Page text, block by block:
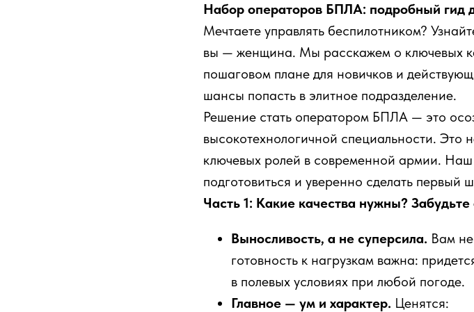
Набор операторов БПЛА: подробный гид
Мечтаете управлять беспилотником?
вы — женщина. Мы расскажем о ключевых
пошаговом плане для новичков и
шансы попасть в элитное подразделение.
Решение стать оператором БПЛА — это
высокотехнологичной специальности. Это
ключевых ролей в современной армии.
подготовиться и уверенно сделать первый
Часть 1: Какие качества нужны? Забудьте
Выносливость, а не суперсила. Вам
готовность к нагрузкам важна:
в полевых условиях при любой погоде.
Главное — ум и характер. Ценятся: